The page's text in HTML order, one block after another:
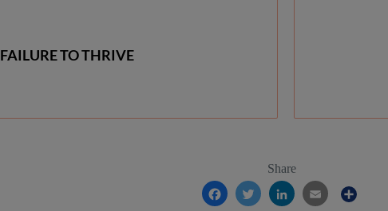
FAILURE TO THRIVE
Share
FacebookTwitterLinkedInEmail